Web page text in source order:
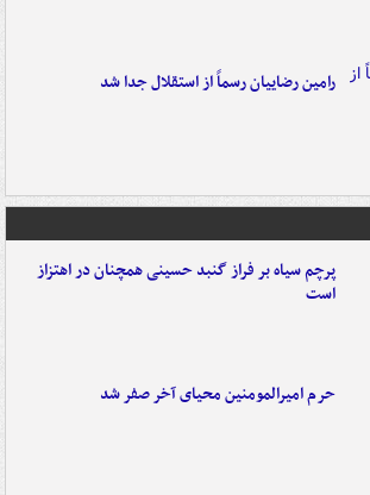
رامین رضاییان رسماً از استقلال جدا شد
پرچم سیاه بر فراز گنبد حسینی همچنان در اهتزاز
است
حرم امیرالمومنین محیای آخر صفر شد